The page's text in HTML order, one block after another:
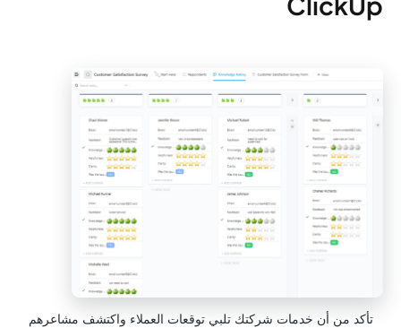
تأكد من أن خدمات شركتك تلبي توقعات العملاء واكتشف مشاعرهم